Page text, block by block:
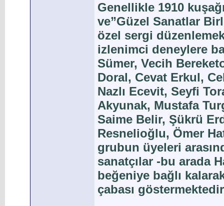
Genellikle 1910
ve”Güzel Sanatlar
özel sergi
izlenimci deneylere
Sümer, Vecih
Doral, Cevat Erkul,
Nazlı Ecevit, Seyfi
Akyunak, Mustafa
Saime Belir, Şükrü
Resnelioğlu, Ömer
grubun üyeleri
sanatçılar -bu arada
beğeniye bağlı
çabası